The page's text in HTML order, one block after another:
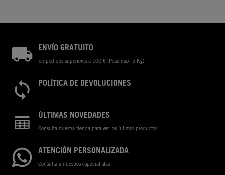
ENVÍO GRATUITO
En pedidos superiores a 100 € (Peso máx. 5 Kg)
POLÍTICA DE DEVOLUCIONES
ÚLTIMAS NOVEDADES
Consulta nuestra tienda para ver los últimos productos
ATENCIÓN PERSONALIZADA
Consulta a nuestros especialistas